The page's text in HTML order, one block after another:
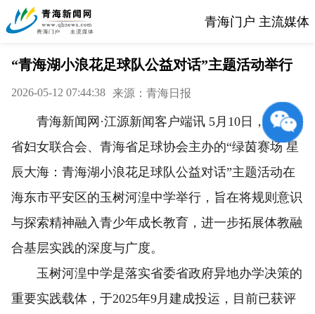
青海门户 主流媒体
“青海湖小浪花足球队公益对话”主题活动举行
2026-05-12 07:44:38 来源：青海日报
青海新闻网·江源新闻客户端讯 5月10日，由青海
省妇女联合会、青海省足球协会主办的“绿茵赛场 星
辰大海：青海湖小浪花足球队公益对话”主题活动在
海东市平安区的玉树河湟中学举行，旨在将规则意识
与探索精神融入青少年成长教育，进一步拓展体教融
合基层实践的深度与广度。
玉树河湟中学是落实省委省政府异地办学决策的
重要实践载体，于2025年9月建成投运，目前已获评